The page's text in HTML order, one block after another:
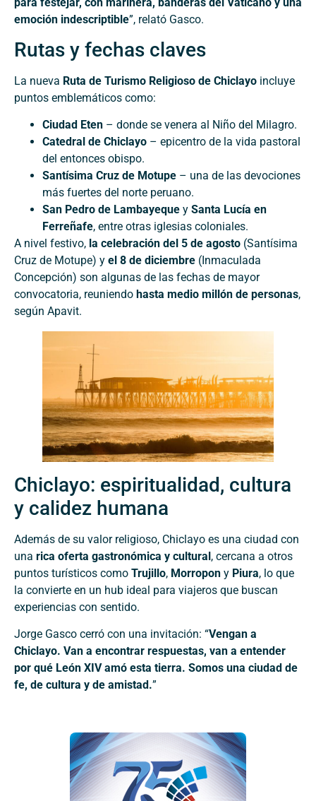
emoción indescriptible”, relató Gasco.
Rutas y fechas claves
La nueva Ruta de Turismo Religioso de Chiclayo incluye
puntos emblemáticos como:
Ciudad Eten – donde se venera al Niño del Milagro.
Catedral de Chiclayo – epicentro de la vida pastoral
del entonces obispo.
Santísima Cruz de Motupe – una de las devociones
más fuertes del norte peruano.
San Pedro de Lambayeque y Santa Lucía en
Ferreñafe, entre otras iglesias coloniales.
A nivel festivo, la celebración del 5 de agosto (Santísima
Cruz de Motupe) y el 8 de diciembre (Inmaculada
Concepción) son algunas de las fechas de mayor
convocatoria, reuniendo hasta medio millón de personas,
según Apavit.
Chiclayo: espiritualidad, cultura
y calidez humana
Además de su valor religioso, Chiclayo es una ciudad con
una rica oferta gastronómica y cultural, cercana a otros
puntos turísticos como Trujillo, Morropon y Piura, lo que
la convierte en un hub ideal para viajeros que buscan
experiencias con sentido.
Jorge Gasco cerró con una invitación: “Vengan a
Chiclayo. Van a encontrar respuestas, van a entender
por qué León XIV amó esta tierra. Somos una ciudad de
fe, de cultura y de amistad.”